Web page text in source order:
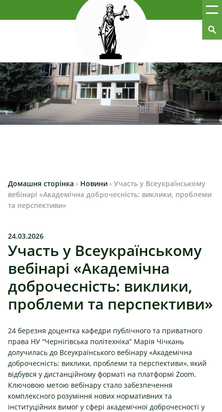
Домашня сторінка › Новини › Участь у Всеукраїнському
вебінарі «Академічна доброчесність: виклики, проблеми
та перспективи»
24.03.2026
Участь у Всеукраїнському
вебінарі «Академічна
доброчесність: виклики,
проблеми та перспективи»
24 березня доцентка кафедри публічного та приватного
права НУ “Чернігівська політехніка” Марія Чічкань
долучилась до Всеукраїнського вебінару «Академічна
доброчесність: виклики, проблеми та перспективи», який
відбувся у дистанційному форматі на платформі Zoom.
Ключовою метою вебінару стало забезпечення
комплексного розуміння нових нормативних та
інституційних вимог у сфері академічної доброчесності у